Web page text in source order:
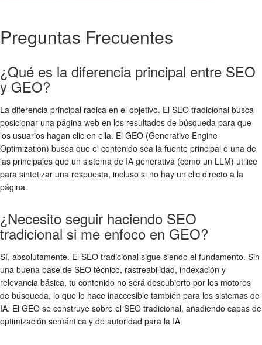
Preguntas Frecuentes
¿Qué es la diferencia principal entre SEO
y GEO?
La diferencia principal radica en el objetivo. El SEO tradicional busca
posicionar una página web en los resultados de búsqueda para que
los usuarios hagan clic en ella. El GEO (Generative Engine
Optimization) busca que el contenido sea la fuente principal o una de
las principales que un sistema de IA generativa (como un LLM) utilice
para sintetizar una respuesta, incluso si no hay un clic directo a la
página.
¿Necesito seguir haciendo SEO
tradicional si me enfoco en GEO?
Sí, absolutamente. El SEO tradicional sigue siendo el fundamento. Sin
una buena base de SEO técnico, rastreabilidad, indexación y
relevancia básica, tu contenido no será descubierto por los motores
de búsqueda, lo que lo hace inaccesible también para los sistemas de
IA. El GEO se construye sobre el SEO tradicional, añadiendo capas de
optimización semántica y de autoridad para la IA.